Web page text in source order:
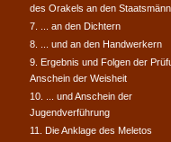
des Orakels an den
7. ... an den Dichtern
8. ... und an den Handwerkern
9. Ergebnis und Folgen der
Anschein der Weisheit
10. ... und Anschein der
Jugendverführung
11. Die Anklage des Meletos